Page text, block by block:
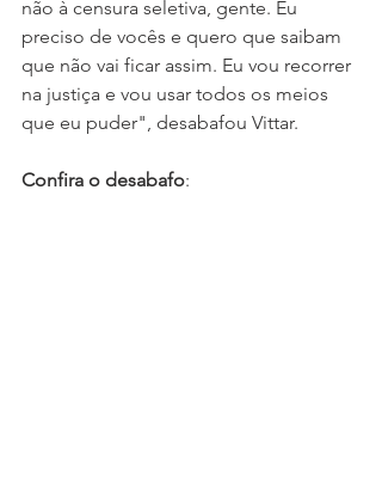
não à censura seletiva, gente. Eu
preciso de vocês e quero que saibam
que não vai ficar assim. Eu vou recorrer
na justiça e vou usar todos os meios
que eu puder", desabafou Vittar.
Confira o desabafo: